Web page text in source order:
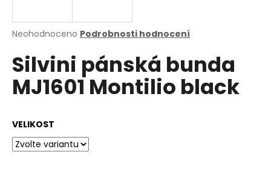
Průměrné
produktu
je
0,0
Neohodnoceno Podrobnosti hodnocení
Silvini pánská bunda
MJ1601 Montilio black
VELIKOST
j
t
?